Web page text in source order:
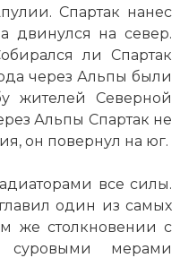
Спартак нанес
двинулся на север.
ли Спартак
черезАльпы были
жителей Северной
Альпы Спартак не
он повернул на юг.
все силы.
один из самых
же столкновении с
суровыми мерами